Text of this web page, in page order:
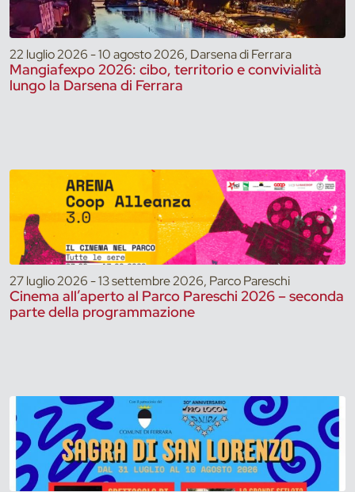
22 luglio 2026 - 10 agosto 2026, Darsena di Ferrara
Mangiafexpo 2026: cibo, territorio e convivialità
lungo la Darsena di Ferrara
27 luglio 2026 - 13 settembre 2026, Parco Pareschi
Cinema all’aperto al Parco Pareschi 2026 – seconda
parte della programmazione